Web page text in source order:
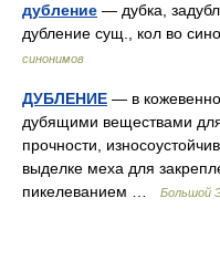
дубление — дубка,
дубление сущ., кол во
синонимов
ДУБЛЕНИЕ — в
дубящими веществами
прочности,
выделке меха для
пикелеванием …
Большой